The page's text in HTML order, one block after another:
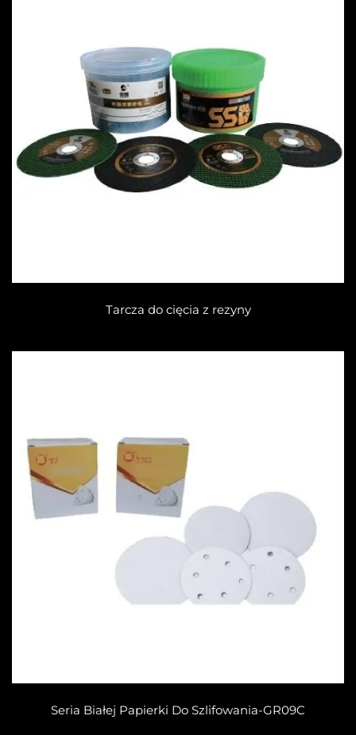
Tarcza do cięcia z rezyny
Seria Białej Papierki Do Szlifowania-GR09C